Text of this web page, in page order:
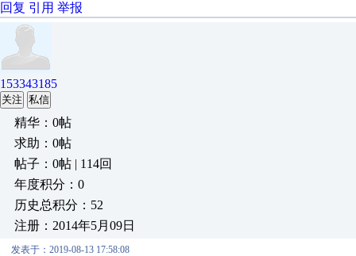
回复 引用 举报
153343185
关注 私信
精华：0帖
求助：0帖
帖子：0帖 | 114回
年度积分：0
历史总积分：52
注册：2014年5月09日
发表于：2019-08-13 17:58:08